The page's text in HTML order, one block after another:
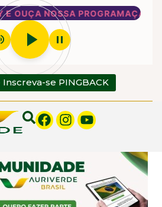
OUÇA NOSSA PROGRAMAÇÃO
play_arrow pause
Inscreva-se PINGBACK